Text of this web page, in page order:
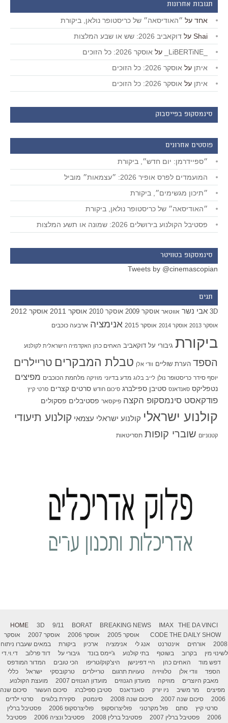
תגובות אחרונות
אחד על ״האודיסאה״ של כריסטופר נולאן, ביקורת
Shai על דוקאביב 2026: שש או שבע המלצות
על אוסקר 2026: כל הזוכים
איתן על אוסקר 2026: כל הזוכים
איתן על אוסקר 2026: כל הזוכים
סינמסקופ בפייסבוק
פוסטים אחרונים
״ספיידרמן: יום חדש״, ביקורת
המועמדים לפרס אופיר 2026: ״עצמאות״ מוביל
״תיכון מגשימים״, ביקורת
״האודיסאה״ של כריסטופר נולאן, ביקורת
פסטיבל הקולנוע בירושלים 2026: שמונה או תשע המלצות
סינמסקופ בטוויטר
Tweets by @cinemascopian
תגים
3D אבי נשר אווטאר אוסקר 2009 אוסקר 2010 אוסקר 2011 אוסקר 2012
אוסקר 2013 אוסקר 2014 אוסקר 2015 אנימציה ארבעה כוכבים
ביקורת גיבורי על דוקאביב האחים כהן האקדמיה הישראלית לקולנוע
הספד הערת שוליים וודי אלן טבלת המבקרים טריילרים
יוסף סידר כריסטופר נולן לייב בלוג מדע בדיוני מוזיקה מלחמת הכוכבים מפיצים
נטפליקס סאנדאנס סטיבן ספילברג סיכום חודש סרטים קצרים סרטי קיץ
פודקאסט סינמסקופ הקצה פיקסאר פסטיבלים פסקולים
קולנוע ישראלי קולנוע ישראלי עצמאי קולנוע תיעודי
קטנוניזם שוברי קופות תסריטאות
HOME 3D 9/11 BORAT BREAKING NEWS IMAX
THE DA VINCI
CODE THE DAILY SHOW אוסקר 2005 אוסקר 2006 אוסקר 2007
אוסקר
2008
אורחים אינטרנט אנג לי אנימציה ארכיון ביקורת
במאים שעברו ניתוח
לשינוי מין
בקרוב בשוטף בתי קולנוע ג'יימס בונד גיבורי על דוד פרלוב
די.וי.די
דפש מוד
האחים כהן היי דפינישן היצ'קוק/טריפו הכי טובים
המדור המודפס
הספד
וודי אלן טלוויזיה טעויות תרגום טריילרים טרקובסקי ישראל
כללי
מאבק היוצרים
מוזיקה מועדון הגנוזים מועדון הגנוזים 2007
מועצת הקולנוע
מפיצים
מר משיב ניו יורק סאנדאנס סטיבן ספילברג סיכום העשור
סיכום שנה
2006
סיכום שנה 2007 סיכום שנה 2008 סינמטק סקירת בלוגים
סרטי ילדים
סרטי קיץ
סתם פול מקרטני פוליצרוסקופ פוליצרסקופ 2006
פסטיבל ברלין
2006
פסטיבל ברלין 2007 פסטיבל ברלין 2008 פסטיבל ונציה 2006
פסטיבל